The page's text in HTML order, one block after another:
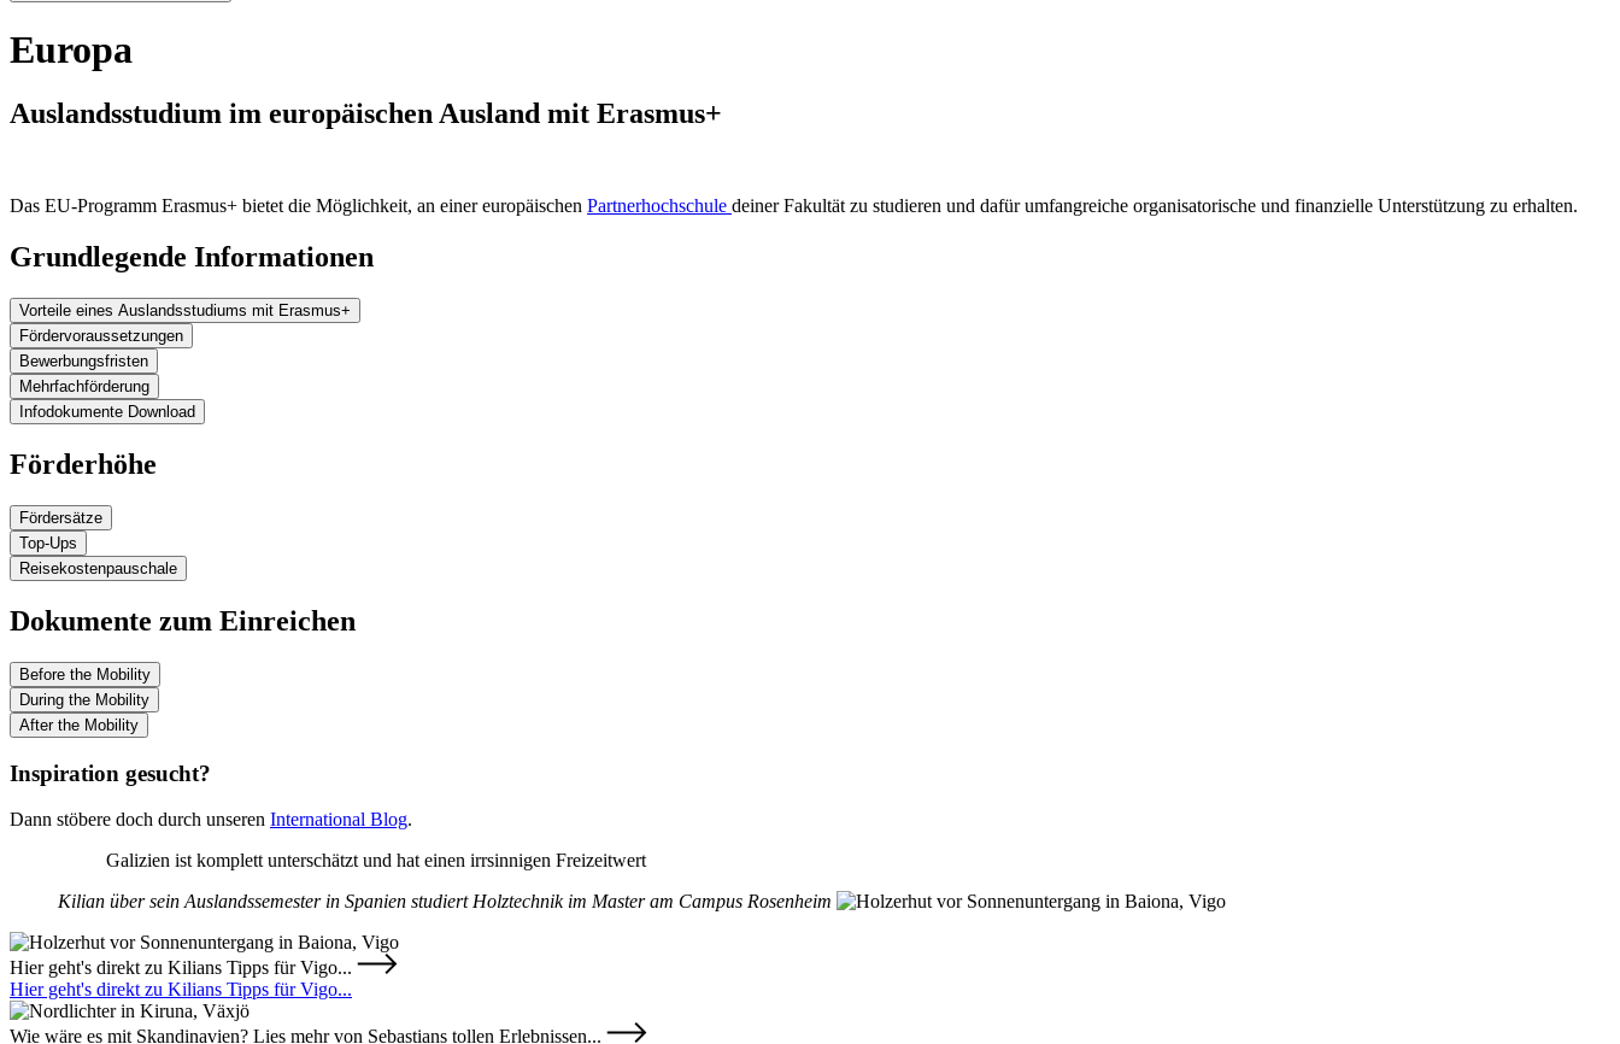
Europa
Auslandsstudium im europäischen Ausland mit Erasmus+
Das EU-Programm Erasmus+ bietet die Möglichkeit, an einer europäischen Partnerhochschule deiner Fakultät zu studieren und dafür umfangreiche organisatorische und finanzielle Unterstützung zu erhalten.
Grundlegende Informationen
Vorteile eines Auslandsstudiums mit Erasmus+
Fördervoraussetzungen
Bewerbungsfristen
Mehrfachförderung
Infodokumente Download
Förderhöhe
Fördersätze
Top-Ups
Reisekostenpauschale
Dokumente zum Einreichen
Before the Mobility
During the Mobility
After the Mobility
Inspiration gesucht?
Dann stöbere doch durch unseren International Blog.
Galizien ist komplett unterschätzt und hat einen irrsinnigen Freizeitwert
Kilian über sein Auslandssemester in Spanien studiert Holztechnik im Master am Campus Rosenheim
Hier geht's direkt zu Kilians Tipps für Vigo...
Hier geht's direkt zu Kilians Tipps für Vigo...
Wie wäre es mit Skandinavien? Lies mehr von Sebastians tollen Erlebnissen...